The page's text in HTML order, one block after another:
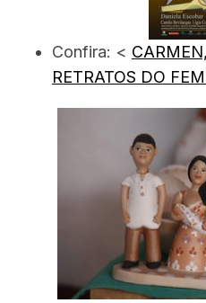
Confira: <
RETRATOS DO
f
o
r